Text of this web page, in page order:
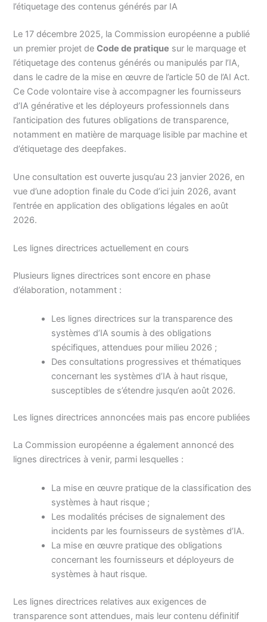
l’étiquetage des contenus générés par IA
Le 17 décembre 2025, la Commission européenne a publié
un premier projet deCode de pratique sur le marquage et
l’étiquetage des contenus générés ou manipulés par l’IA,
dans le cadre de la mise en œuvre de l’article 50 de l’AI Act.
Ce Code volontaire vise à accompagner les fournisseurs
d’IA générative et les déployeurs professionnels dans
l’anticipation des futures obligations de transparence,
notamment en matière de marquage lisible par machine et
d’étiquetage des deepfakes.
Une consultation est ouverte jusqu’au 23 janvier 2026, en
vue d’une adoption finale du Code d’ici juin 2026, avant
l’entrée en application des obligations légales en août
2026.
Les lignes directrices actuellement en cours
Plusieurs lignes directrices sont encore en phase
d’élaboration, notamment :
Les lignes directrices sur la transparence des
systèmes d’IA soumis à des obligations
spécifiques, attendues pour milieu 2026 ;
Des consultations progressives et thématiques
concernant les systèmes d’IA à haut risque,
susceptibles de s’étendre jusqu’en août 2026.
Les lignes directrices annoncées mais pas encore publiées
La Commission européenne a également annoncé des
lignes directrices à venir, parmi lesquelles :
La mise en œuvre pratique de la classification des
systèmes à haut risque ;
Les modalités précises de signalement des
incidents par les fournisseurs de systèmes d’IA.
La mise en œuvre pratique des obligations
concernant les fournisseurs et déployeurs de
systèmes à haut risque.
Les lignes directrices relatives aux exigences de
transparence sont attendues, mais leur contenu définitif